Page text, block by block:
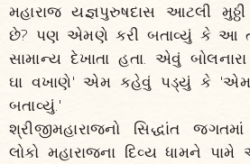
મહારાજ યજ્ઞપુરુષદાસ આટલી મુઠ્ઠી
છે? પણ એમણે કરી બતાવ્યું કે આ તો
સામાન્ય દેખાતા હતા. એવું
ઘા વખાણે' એમ કહેવું પડ્યું કે
બતાવ્યું.'
શ્રીજીમહારાજનો સિદ્ધાંત
લોકો મહારાજના દિવ્ય ધામને